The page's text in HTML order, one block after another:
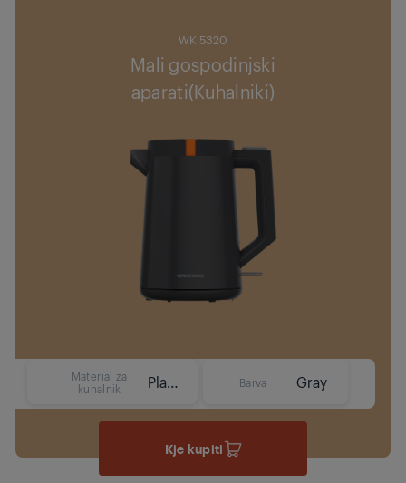
WK 5320
Mali gospodinjski
aparati(Kuhalniki)
Material za
kuhalnik
Plastika Barva Gray
Kje kupiti